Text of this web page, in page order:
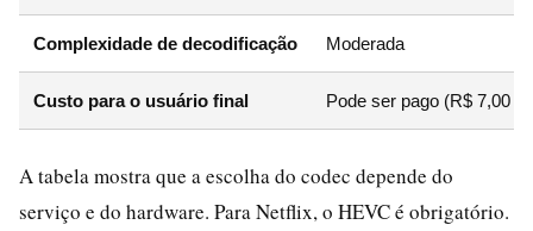
Complexidade de decodificação Moderada
Custo para o usuário final Pode ser pago (R$ 7,00
A tabela mostra que a escolha do codec depende do
serviço e do hardware. Para Netflix, o HEVC é obrigatório.